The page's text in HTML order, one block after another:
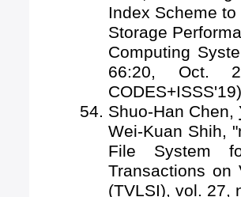
Index Scheme
Storage
Computing
66:20, Oct.
CODES+ISSS'19)
Shuo-Han Chen,
Wei-Kuan Shih,
File System
Transactions on
(TVLSI), vol. 27,